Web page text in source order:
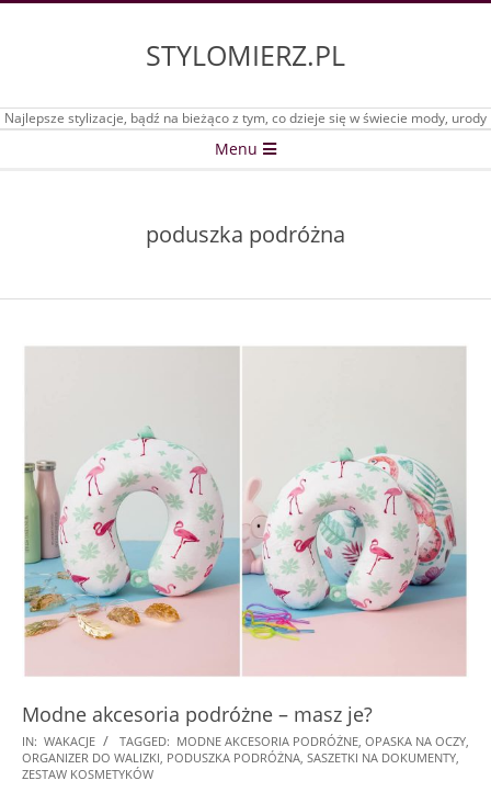
STYLOMIERZ.PL
Najlepsze stylizacje, bądź na bieżąco z tym, co dzieje się w świecie mody, urody
Menu
poduszka podróżna
Modne akcesoria podróżne – masz je?
2025-
08-
IN: WAKACJE TAGGED: MODNE AKCESORIA PODRÓŻNE, OPASKA NA OCZY,
ORGANIZER DO WALIZKI, PODUSZKA PODRÓŻNA, SASZETKI NA DOKUMENTY,
ZESTAW KOSMETYKÓW